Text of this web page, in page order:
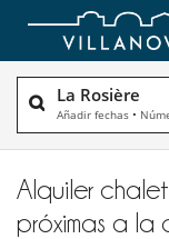
La Rosière
Añadir fechas •
Alquiler
próximas a la